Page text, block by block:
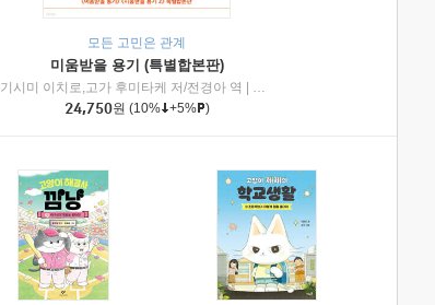
| 제이브리즈북스
모든 고민은 관계
미움받을 용기 (특별합본판)
기시미 이치로,고가 후미타케 저/전경아 역
인플루엔셜
24,750원 (10% +5% )